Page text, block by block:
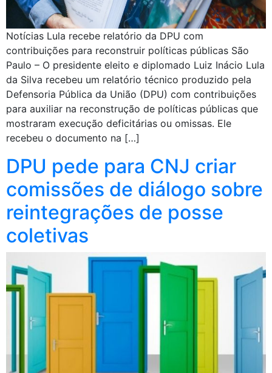
Notícias Lula recebe relatório da DPU com
contribuições para reconstruir políticas públicas São
Paulo – O presidente eleito e diplomado Luiz Inácio Lula
da Silva recebeu um relatório técnico produzido pela
Defensoria Pública da União (DPU) com contribuições
para auxiliar na reconstrução de políticas públicas que
mostraram execução deficitárias ou omissas. Ele
recebeu o documento na […]
DPU pede para CNJ criar
comissões de diálogo sobre
reintegrações de posse
coletivas